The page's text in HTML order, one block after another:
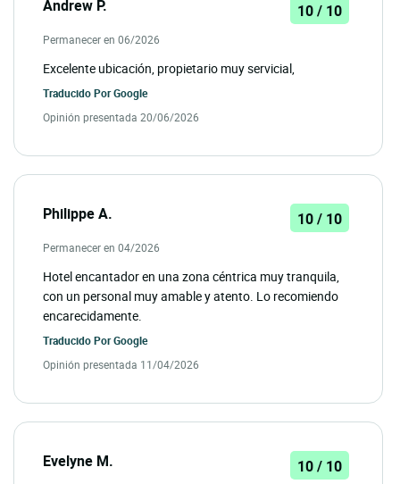
Andrew P. 10 / 10
Permanecer en 06/2026
Excelente ubicación, propietario muy servicial,
Traducido PorGoogle
Opinión presentada 20/06/2026
Philippe A. 10 / 10
Permanecer en 04/2026
Hotel encantador en una zona céntrica muy tranquila,
con un personal muy amable y atento. Lo recomiendo
encarecidamente.
Traducido PorGoogle
Opinión presentada 11/04/2026
Evelyne M. 10 / 10